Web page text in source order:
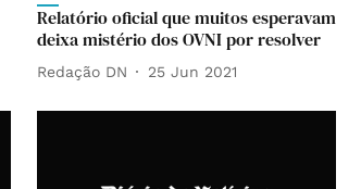
Relatório oficial que muitos esperavam
deixa mistério dos OVNI por resolver
Redação DN 25 Jun 2021